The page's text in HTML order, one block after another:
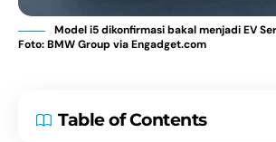
Model i5 dikonfirmasi bakal menjadi EV
Foto: BMW Group via Engadget.com
Table of Contents